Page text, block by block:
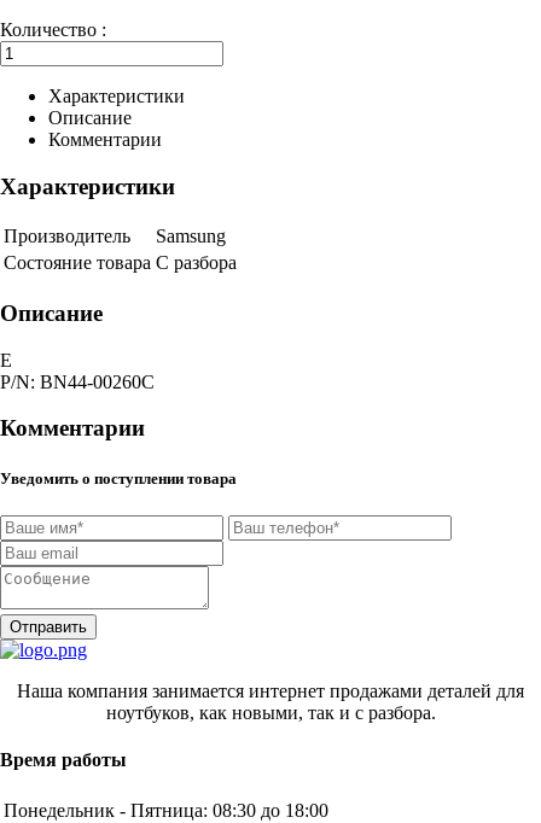
Количество :
Характеристики
Описание
Комментарии
Характеристики
Производитель
Samsung
Состояние товара С разбора
Описание
E
P/N: BN44-00260C
Комментарии
Уведомить о поступлении товара
Отправить
Наша компания занимается интернет продажами деталей для
ноутбуков, как новыми, так и с разбора.
Время работы
Понедельник - Пятница: 08:30 до 18:00